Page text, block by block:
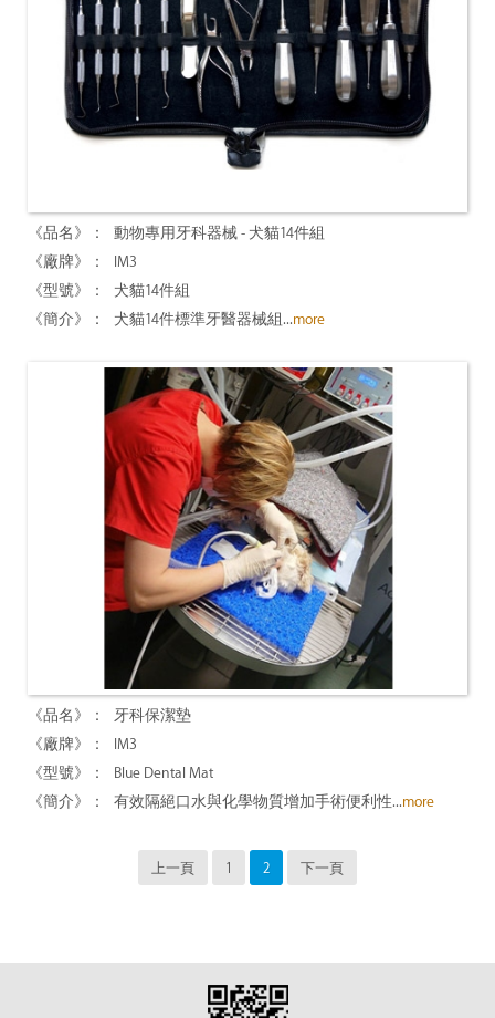
動物專用牙科器械 - 犬貓14件組
IM3
犬貓14件組
犬貓14件標準牙醫器械組...more
牙科保潔墊
IM3
Blue Dental Mat
有效隔絕口水與化學物質增加手術便利性...more
上一頁 1 2 下一頁